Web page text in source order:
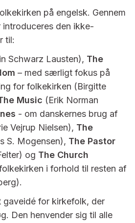
på engelsk. Gennem
den ikke-
til:
Schwarz Lausten), The
– med særligt fokus på
for folkekirken (Birgitte
Music (Erik Norman
- om danskernes brug af
Vejrup Nielsen), The
S. Mogensen), The Pastor
og The Church
i forhold til resten af
gaveidé for kirkefolk, der
Den henvender sig til alle